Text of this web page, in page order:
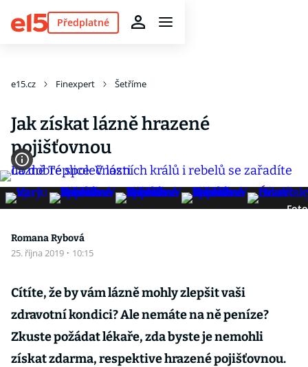
Předplatné
e15.cz Finexpert Šetříme
Jak získat lázně hrazené
pojišťovnou
Romana Rybová
25. října 2019 · 10:15
Cítíte, že by vám lázně mohly zlepšit vaši
zdravotní kondici? Ale nemáte na ně peníze?
Zkuste požádat lékaře, zda byste je nemohli
získat zdarma, respektive hrazené pojišťovnou.